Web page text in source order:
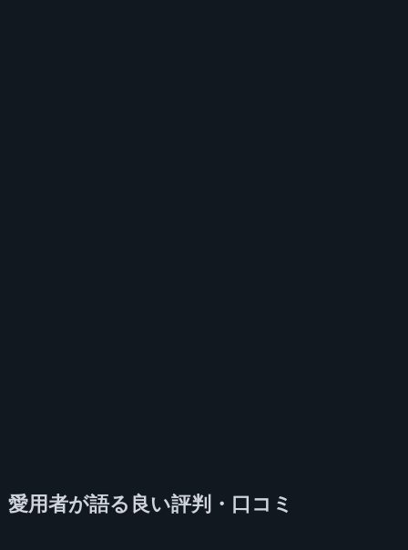
愛用者が語る良い評判・口コミ